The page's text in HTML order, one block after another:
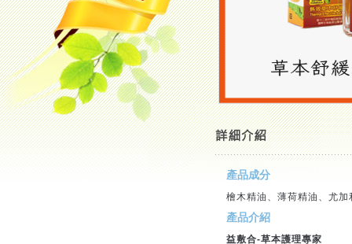
產品成分
檜木精油、薄荷精油、尤
產品介紹
益敷合-草本護理專家